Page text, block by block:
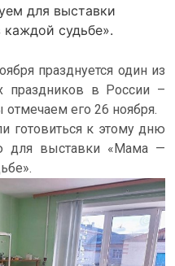
для выставки
судьбе».
празднуется один из
в России –
его 26 ноября.
готовиться к этому дню
для выставки «Мама —